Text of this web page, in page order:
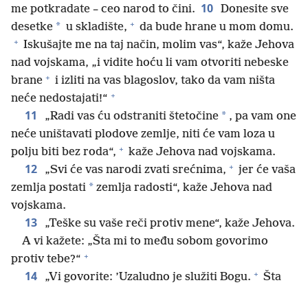
me potkradate – ceo narod to čini. 10 Donesite sve
desetke * u skladište, + da bude hrane u mom domu.
+ Iskušajte me na taj način, molim vas“, kaže Jehova
nad vojskama, „i vidite hoću li vam otvoriti nebeske
brane + i izliti na vas blagoslov, tako da vam ništa
neće nedostajati!“ +
11 „Radi vas ću odstraniti štetočine * , pa vam one
neće uništavati plodove zemlje, niti će vam loza u
polju biti bez roda“, + kaže Jehova nad vojskama.
12 „Svi će vas narodi zvati srećnima, + jer će vaša
zemlja postati * zemlja radosti“, kaže Jehova nad
vojskama.
13
„Teške su vaše reči protiv mene“, kaže Jehova.
A vi kažete: „Šta mi to među sobom govorimo
protiv tebe?“ +
14 „Vi govorite: ’Uzaludno je služiti Bogu. + Šta